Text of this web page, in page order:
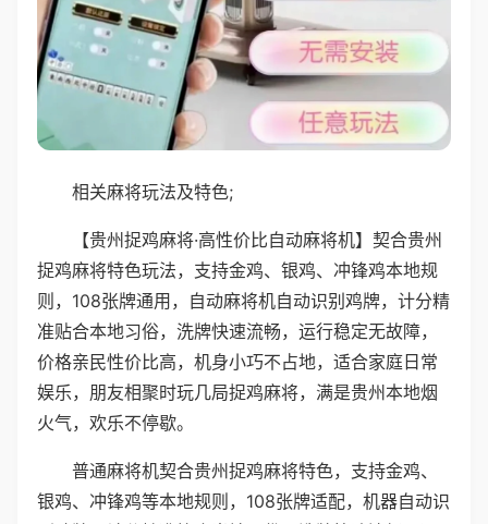
相关麻将玩法及特色;
【贵州捉鸡麻将·高性价比自动麻将机】契合贵州
捉鸡麻将特色玩法，支持金鸡、银鸡、冲锋鸡本地规
则，108张牌通用，自动麻将机自动识别鸡牌，计分精
准贴合本地习俗，洗牌快速流畅，运行稳定无故障，
价格亲民性价比高，机身小巧不占地，适合家庭日常
娱乐，朋友相聚时玩几局捉鸡麻将，满是贵州本地烟
火气，欢乐不停歇。
普通麻将机契合贵州捉鸡麻将特色，支持金鸡、
银鸡、冲锋鸡等本地规则，108张牌适配，机器自动识